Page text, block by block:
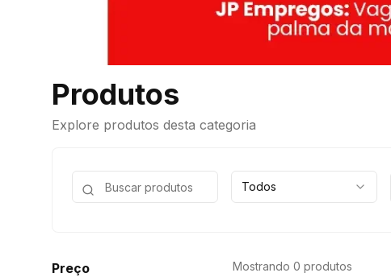
Produtos
Explore produtos desta categoria
Todos
Preço Mostrando 0 produtos